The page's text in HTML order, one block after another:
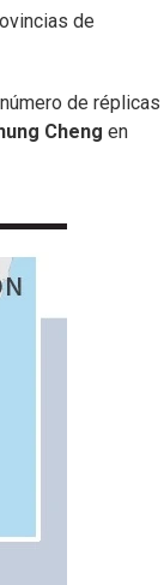
de
de réplicas
Cheng en